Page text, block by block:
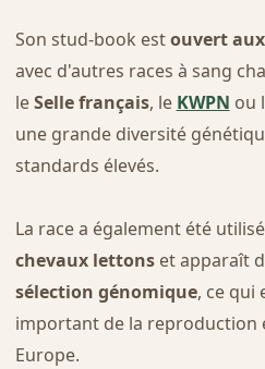
Son stud-book estouvert
avec d'autres races à sang
leSelle français, le KWPN ou
une grande diversité
standards élevés.
La race a également été
chevaux lettonset apparaît
sélection génomique, ce qui
important de la reproduction
Europe.